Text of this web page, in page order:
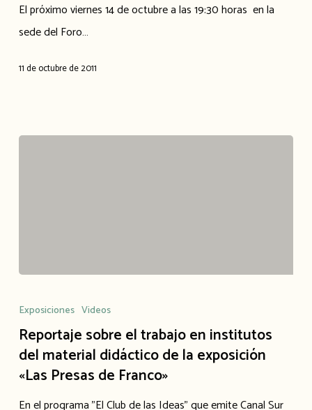
dos
voces»
El próximo viernes 14 de octubre a las 19:30 horas en la
sede del Foro…
11 de octubre de 2011
sobre
el
trabajo
en
institutos
Exposiciones Videos
Reportaje sobre el trabajo en institutos
del material didáctico de la exposición
«Las Presas de Franco»
En el programa "El Club de las Ideas" que emite Canal Sur